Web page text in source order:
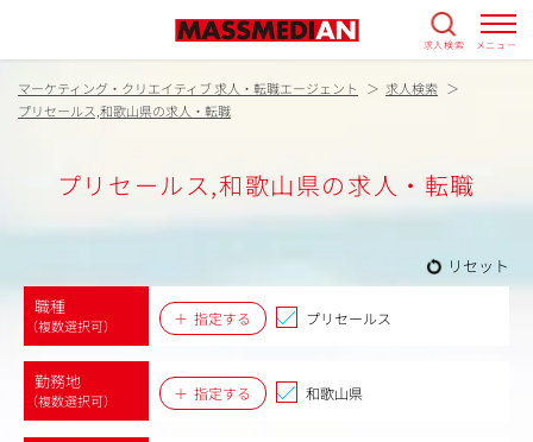
求人検索 メニュー
マーケティング・クリエイティブ 求人・転職エージェント
求人検索
プリセールス,和歌山県の求人・転職
プリセールス,和歌山県の求人・転職
リセット
職種
（複数選択可） 指定する プリセールス
勤務地
（複数選択可） 指定する 和歌山県